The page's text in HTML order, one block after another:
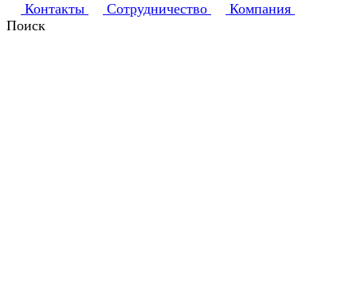
Контакты
Сотрудничество
Компания
Поиск